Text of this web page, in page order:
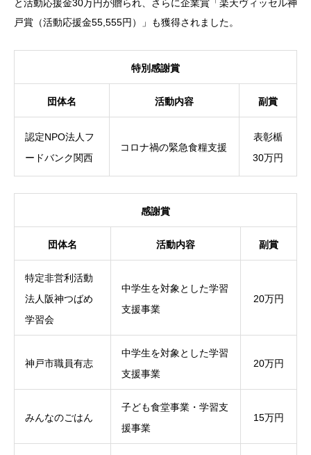
と活動応援金30万円が贈られ、さらに企業賞「楽天ヴィッセル神
戸賞（活動応援金55,555円）」も獲得されました。
特別感謝賞
団体名 活動内容 副賞
認定NPO法人フ
ードバンク関西
コロナ禍の緊急食糧支援
表彰楯
30万円
感謝賞
団体名 活動内容 副賞
特定非営利活動
法人阪神つばめ
学習会
中学生を対象とした学習
支援事業
20万円
神戸市職員有志
中学生を対象とした学習
支援事業
20万円
みんなのごはん
子ども食堂事業・学習支
援事業
15万円